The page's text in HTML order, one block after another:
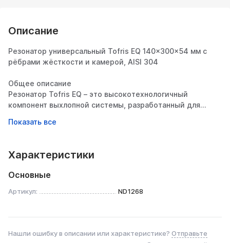
Описание
Резонатор универсальный Tofris EQ 140×300×54 мм с
рёбрами жёсткости и камерой, AISI 304
Общее описание
Резонатор Tofris EQ – это высокотехнологичный
компонент выхлопной системы, разработанный для
сохранении оптимального потока выхлопных газов.
стильный внешний вид и инновационную конструкцию с
Конструктивные особенности
термических нагрузках
Характеристики
Основные
Артикул: ND1268
Нашли ошибку в описании или характеристике? Отправьте